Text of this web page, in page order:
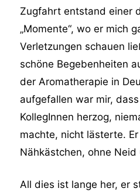
Zugfahrt entstand einer
„Momente“, wo er mich
Verletzungen schauen
schöne Begebenheiten
der Aromatherapie in
aufgefallen war mir,
KollegInnen herzog,
machte, nicht lästerte.
Nähkästchen, ohne Neid
All dies ist lange her, er